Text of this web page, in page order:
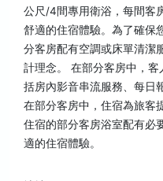
公尺/4間專用衛浴，每間客
舒適的住宿體驗。為了確保
分客房配有空調或床單清潔
計理念。 在部分客房中，
括房內影音串流服務、每日
在部分客房中，住宿為旅客
住宿的部分客房浴室配有必
適的住宿體驗。